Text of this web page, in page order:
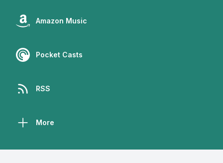
Amazon Music
Pocket Casts
RSS
More